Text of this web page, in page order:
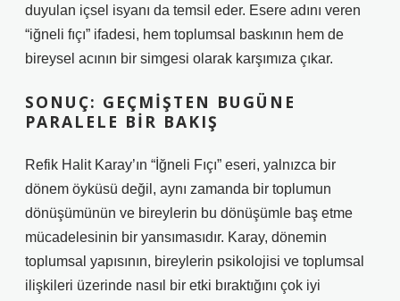
duyulan içsel isyanı da temsil eder. Esere adını veren
“iğneli fıçı” ifadesi, hem toplumsal baskının hem de
bireysel acının bir simgesi olarak karşımıza çıkar.
SONUÇ: GEÇMIŞTEN BUGÜNE
PARALELE BIR BAKIŞ
Refik Halit Karay’ın “İğneli Fıçı” eseri, yalnızca bir
dönem öyküsü değil, aynı zamanda bir toplumun
dönüşümünün ve bireylerin bu dönüşümle baş etme
mücadelesinin bir yansımasıdır. Karay, dönemin
toplumsal yapısının, bireylerin psikolojisi ve toplumsal
ilişkileri üzerinde nasıl bir etki bıraktığını çok iyi